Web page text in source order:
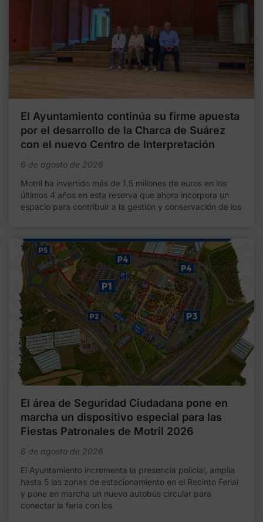
El Ayuntamiento continúa su firme apuesta
por el desarrollo de la Charca de Suárez
con el nuevo Centro de Interpretación
6 de agosto de 2026
Motril ha invertido más de 1,5 millones de euros en los
últimos 4 años en esta reserva que ahora incorpora un
espacio para contribuir a la gestión y conservación de los
El área de Seguridad Ciudadana pone en
marcha un dispositivo especial para las
Fiestas Patronales de Motril 2026
6 de agosto de 2026
El Ayuntamiento incrementa la presencia policial, amplía
hasta 5 las zonas de estacionamiento en el Recinto Ferial
y pone en marcha un nuevo autobús circular para
conectar la feria con los